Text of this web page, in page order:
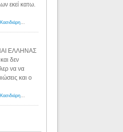
εκεί κατω.
Αμερικανοί ρατσιστές αναρωτιούνται αν ο Ηλίας Κασιδιάρης ανήκει στη λευκή φυλή... - Λόγιος Ερμής
ΕΛΛΗΝΑΣ
δεν
να να
και ο
Αμερικανοί ρατσιστές αναρωτιούνται αν ο Ηλίας Κασιδιάρης ανήκει στη λευκή φυλή... - Λόγιος Ερμής